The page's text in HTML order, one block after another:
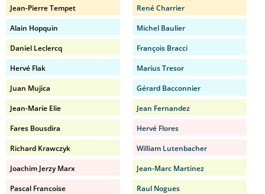
Jean-Pierre Tempet
Alain Hopquin
Daniel Leclercq
Hervé Flak
Juan Mujica
Jean-Marie Elie
Fares Bousdira
Richard Krawczyk
Joachim Jerzy Marx
Pascal Francoise
René Charrier
Michel Baulier
François Bracci
Marius Tresor
Gérard Bacconnier
Jean Fernandez
Hervé Flores
William Lutenbacher
Jean-Marc Martinez
Raul Nogues